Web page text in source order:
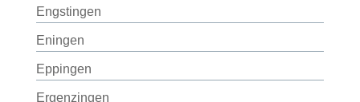
Engstingen
Eningen
Eppingen
Ergenzingen